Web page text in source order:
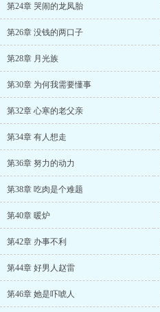
第24章 哭闹的龙凤胎
第26章 没钱的两口子
第28章 月光族
第30章 为何我需要懂事
第32章 心寒的老父亲
第34章 有人想走
第36章 努力的动力
第38章 吃肉是个难题
第40章 暖炉
第42章 办事不利
第44章 好男人赵雷
第46章 她是吓唬人